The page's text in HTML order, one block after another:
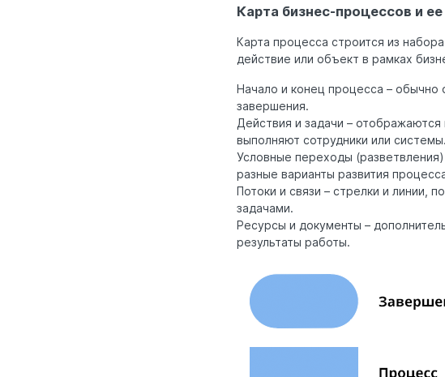
Карта бизнес-процессов и
Карта процесса строится из
действие или объект в рамках
Начало и конец процесса – обычно
завершения.
Действия и задачи –
выполняют сотрудники или системы.
Условные переходы
разные варианты развития
Потоки и связи – стрелки и линии,
задачами.
Ресурсы и документы –
результаты работы.